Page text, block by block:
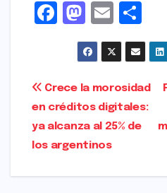
F
e
b
o
o
k
M
a
s
t
o
d
o
n
E
m
ai
l
h
ar
e
Navegación
de
entradas
Crece la morosidad
en créditos digitales:
ya alcanza al 25% de
los argentinos